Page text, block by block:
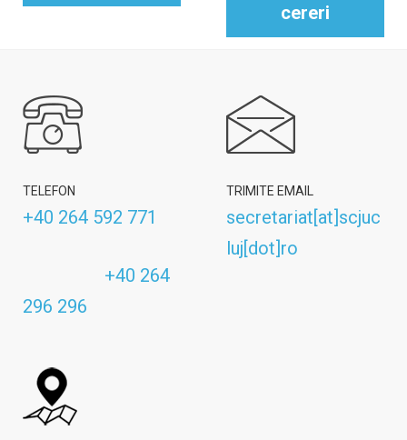
cereri
TELEFON
+40 264 592 771
+40 264
296 296
TRIMITE EMAIL
secretariat[at]scjuc
luj[dot]ro